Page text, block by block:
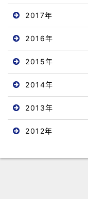
2017年
2016年
2015年
2014年
2013年
2012年